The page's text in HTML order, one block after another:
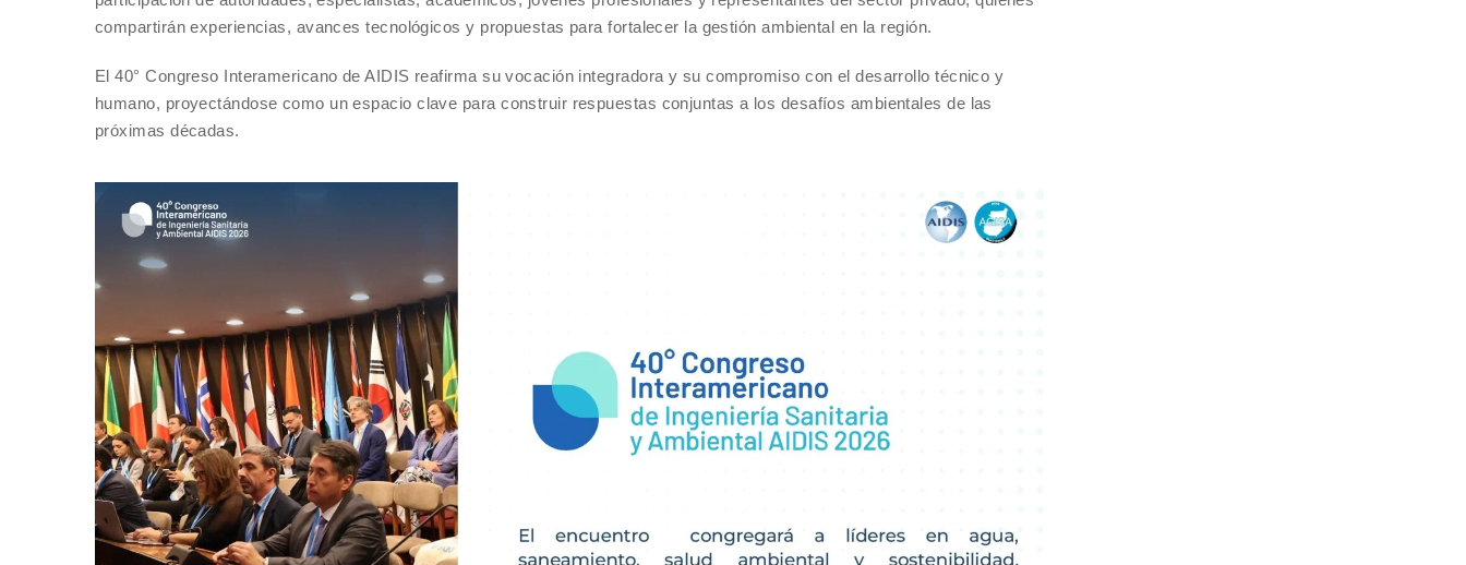
compartirán experiencias, avances tecnológicos y propuestas para fortalecer la gestión ambiental en la región.
El 40° Congreso Interamericano de AIDIS reafirma su vocación integradora y su compromiso con el desarrollo técnico y
humano, proyectándose como un espacio clave para construir respuestas conjuntas a los desafíos ambientales de las
próximas décadas.